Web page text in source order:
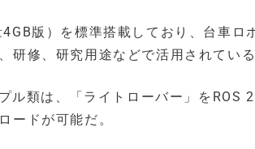
版）を標準搭載しており、台車ロ
研修、研究用途などで活用されている
ル類は、「ライトローバー」をROS
ードが可能だ。